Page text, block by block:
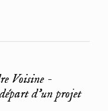
Voisine -
d'un projet